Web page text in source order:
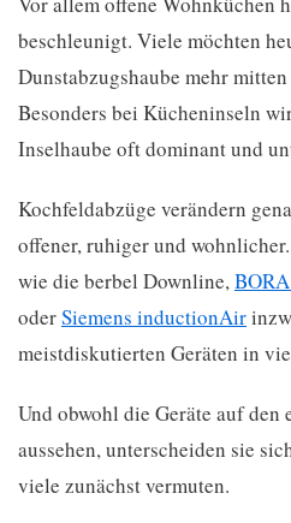
beschleunigt. Viele möchten
Dunstabzugshaube mehr
Besonders bei Kücheninseln
Inselhaube oft dominant und
Kochfeldabzüge verändern
offener, ruhiger und
wie die berbel Downline,
oderSiemens inductionAir
meistdiskutierten Geräten in
Und obwohl die Geräte auf
aussehen, unterscheiden sie
viele zunächst vermuten.